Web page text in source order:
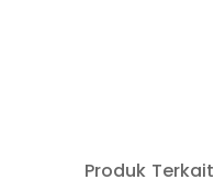
Produk Terkait